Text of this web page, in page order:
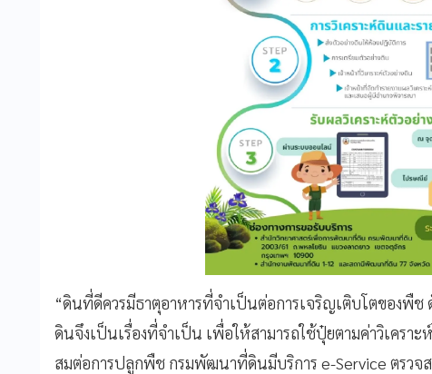
“ดินที่ดีควรมีธาตุอาหารที่จำเป็นต่อการเจริญเติบโตของพืช
ดินจึงเป็นเรื่องที่จำเป็น เพื่อให้สามารถใช้ปุ๋ยตามค่าวิเครา
สมต่อการปลูกพืช กรมพัฒนาที่ดินมีบริการ e-Service ตรวจ